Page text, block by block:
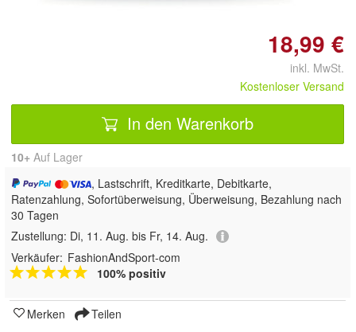
18,99 €
inkl. MwSt.
Kostenloser Versand
In den Warenkorb
10+ Auf Lager
, Lastschrift, Kreditkarte, Debitkarte,
Ratenzahlung, Sofortüberweisung, Überweisung, Bezahlung nach
30 Tagen
Zustellung: Di, 11. Aug. bis Fr, 14. Aug.
Verkäufer: FashionAndSport-com
100% positiv
Merken Teilen